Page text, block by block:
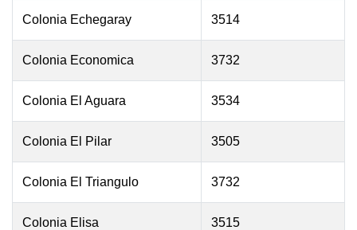
Colonia Echegaray 3514
Colonia Economica 3732
Colonia El Aguara 3534
Colonia El Pilar 3505
Colonia El Triangulo 3732
Colonia Elisa 3515